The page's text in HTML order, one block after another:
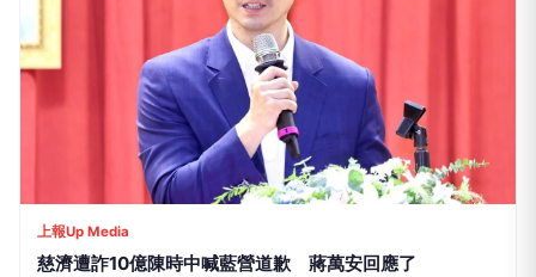
上報Up Media
慈濟遭詐10億陳時中喊藍營道歉 蔣萬安回應了